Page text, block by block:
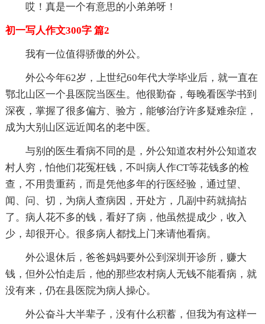
哎！真是一个有意思的小弟弟呀！
初一写人作文300字 篇2
我有一位值得骄傲的外公。
外公今年62岁，上世纪60年代大学毕业后，就一直在
鄂北山区一个县医院当医生。他很勤奋，每晚看医学书到
深夜，掌握了很多偏方、验方，能够治疗许多疑难杂症，
成为大别山区远近闻名的老中医。
与别的医生看病不同的是，外公知道农村外公知道农
村人穷，怕他们花冤枉钱，不叫病人作CT等花钱多的检
查，不用贵重药，而是凭他多年的行医经验，通过望、
闻、问、切，为病人查病因，开处方，几副中药就搞拈
了。病人花不多的钱，看好了病，他虽然提成少，收入
少，却很开心。很多病人都找上门来请他看病。
外公退休后，爸爸妈妈要外公到深圳开诊所，赚大
钱，但外公怕走后，他的那些农村病人无钱不能看病，就
没有来，仍在县医院为病人操心。
外公奋斗大半辈子，没有什么积蓄，但我为有这样一